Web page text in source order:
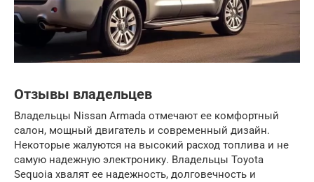
Отзывы владельцев
Владельцы Nissan Armada отмечают ее комфортный
салон, мощный двигатель и современный дизайн.
Некоторые жалуются на высокий расход топлива и не
самую надежную электронику. Владельцы Toyota
Sequoia хвалят ее надежность, долговечность и